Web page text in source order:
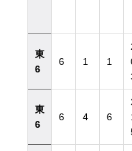
東
6
6 1 1
東
6
6 4 6